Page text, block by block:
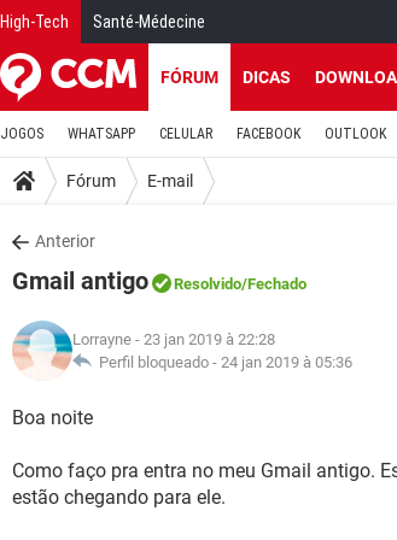
High-Tech Santé-Médecine
FÓRUM DICAS
JOGOS WHATSAPP CELULAR FACEBOOK OUTLOOK
Fórum E-mail
Anterior
Gmail antigo Resolvido/Fechado
Lorrayne - 23 jan 2019 à 22:28
Perfil bloqueado - 24 jan 2019 à 05:36
Boa noite
Como faço pra entra no meu Gmail antigo.
estão chegando para ele.